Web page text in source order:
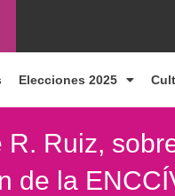
Elecciones 2025
R. Ruiz,
de la